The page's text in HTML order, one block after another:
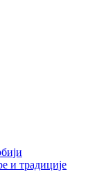
и традиције